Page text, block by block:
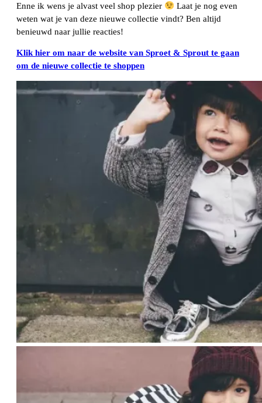
Enne ik wens je alvast veel shop plezier
Laat je nog even
weten wat je van deze nieuwe collectie vindt? Ben altijd
benieuwd naar jullie reacties!
Klik hier om naar de website van Sproet & Sprout te gaan
om de nieuwe collectie te shoppen